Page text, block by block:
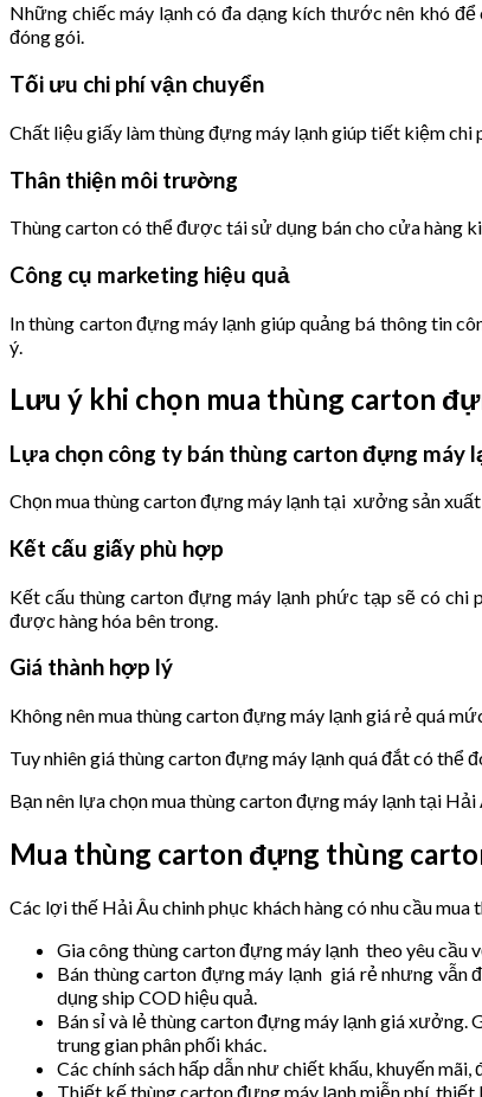
Những chiếc máy lạnh có đa dạng kích thước nên khó
đóng gói.
Tối ưu chi phí vận chuyển
Chất liệu giấy làm thùng đựng máy lạnh giúp tiết kiệm chi
Thân thiện môi trường
Thùng carton có thể được tái sử dụng bán cho cửa hàng
Công cụ marketing hiệu quả
In thùng carton đựng máy lạnh giúp quảng bá thông tin
ý.
Lưu ý khi chọn mua thùng carton
Lựa chọn công ty bán thùng carton đựng máy
Chọn mua thùng carton đựng máy lạnh tại xưởng sản
Kết cấu giấy phù hợp
Kết cấu thùng carton đựng máy lạnh phức tạp sẽ có
được hàng hóa bên trong.
Giá thành hợp lý
Không nên mua thùng carton đựng máy lạnh giá rẻ quá
Tuy nhiên giá thùng carton đựng máy lạnh quá đắt có thể
Bạn nên lựa chọn mua thùng carton đựng máy lạnh tại
Mua thùng carton đựng thùng
Các lợi thế Hải Âu chinh phục khách hàng có nhu cầu
Gia công thùng carton đựng máy lạnh theo yêu cầu
Bán thùng carton đựng máy lạnh giá rẻ nhưng
dụng ship COD hiệu quả.
Bán sỉ và lẻ thùng carton đựng máy lạnh giá xưởng.
trung gian phân phối khác.
Các chính sách hấp dẫn như chiết khấu, khuyến
Thiết kế thùng carton đựng máy lạnh miễn phí,